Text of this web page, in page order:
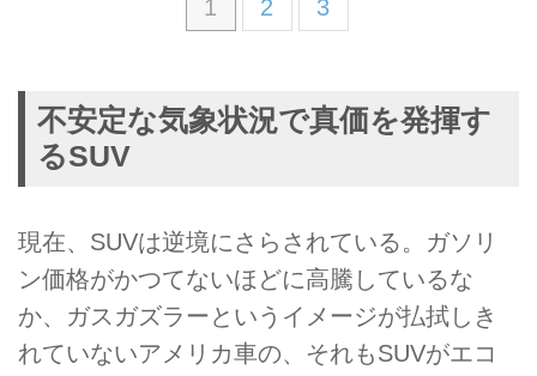
1 2 3
不安定な気象状況で真価を発揮す
るSUV
現在、SUVは逆境にさらされている。ガソリ
ン価格がかつてないほどに高騰しているな
か、ガスガズラーというイメージが払拭しき
れていないアメリカ車の、それもSUVがエコ